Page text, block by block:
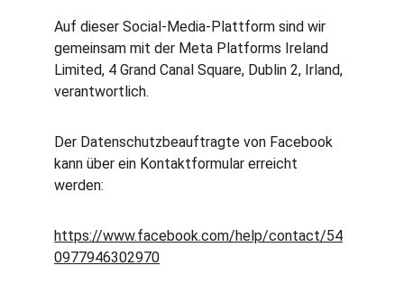
Auf dieser Social-Media-Plattform sind wir
gemeinsam mit der Meta Platforms Ireland
Limited, 4 Grand Canal Square, Dublin 2, Irland,
verantwortlich.
Der Datenschutzbeauftragte von Facebook
kann über ein Kontaktformular erreicht
werden:
https://www.facebook.com/help/contact/54
0977946302970